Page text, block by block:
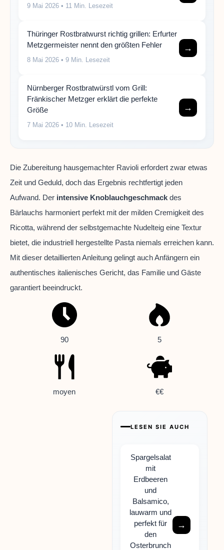
9 Mai 2026 • 11 Min. Lesezeit
Thüringer Rostbratwurst richtig grillen: Erfurter
Metzgermeister nennt den größten Fehler
8 Mai 2026 • 9 Min. Lesezeit
→
Nürnberger Rostbratwürstl vom Grill:
Fränkischer Metzger erklärt die perfekte
Größe
7 Mai 2026 • 10 Min. Lesezeit
→
Die Zubereitung hausgemachter Ravioli erfordert zwar etwas
Zeit und Geduld, doch das Ergebnis rechtfertigt jeden
Aufwand. Der intensive Knoblauchgeschmack des
Bärlauchs harmoniert perfekt mit der milden Cremigkeit des
Ricotta, während der selbstgemachte Nudelteig eine Textur
bietet, die industriell hergestellte Pasta niemals erreichen kann.
Mit dieser detaillierten Anleitung gelingt auch Anfängern ein
authentisches italienisches Gericht, das Familie und Gäste
garantiert beeindruckt.
90 5
moyen €€
LESEN SIE AUCH
Spargelsalat
mit
Erdbeeren
und
Balsamico,
lauwarm und
perfekt für
den
Osterbrunch
→